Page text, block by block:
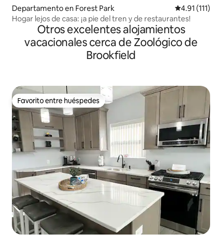
Departamento en Forest Park Calificación
4.91 (111)
Hogar lejos de casa: ¡a pie del tren y de restaurantes!
Otros excelentes alojamientos
vacacionales cerca de Zoológico de
Brookfield
Favorito entre huéspedes
Favorito entre huéspedes